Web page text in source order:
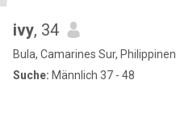
ivy, 34
Bula, Camarines Sur, Philippinen
Suche: Männlich 37 - 48